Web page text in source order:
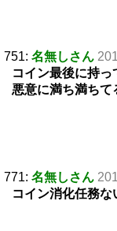
751: 名無しさん
コイン最後に持っ
悪意に満ち満ちて
771: 名無しさん
コイン消化任務な